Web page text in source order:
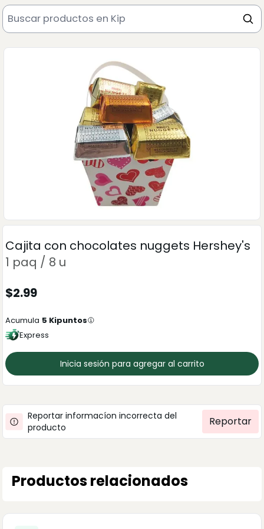
Cajita con chocolates nuggets Hershey's
1 paq / 8 u
$2.99
Acumula 5 Kipuntos
Express
Inicia sesión para agregar al carrito
Reportar informacíon incorrecta del
producto
Reportar
Productos relacionados